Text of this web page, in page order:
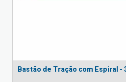
Bastão de Tração com Espiral -